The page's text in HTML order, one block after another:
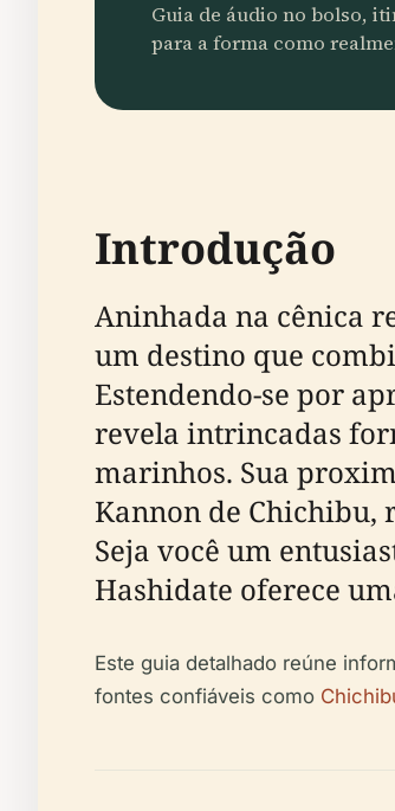
Guia de áudio no bolso,
para a forma como
Introdução
Aninhada na cênica
um destino que
Estendendo-se por
revela intrincadas
marinhos. Sua
Kannon de Chichibu,
Seja você um
Hashidate oferece
Este guia detalhado reúne
fontes confiáveis como